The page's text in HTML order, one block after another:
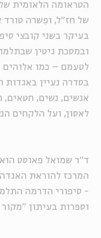
הטראומה הלאומית
של חז"ל, ופִשרה טורד
בעיקר בשני קובצי
ובמסכת גיטין
לטעמם – כמו אלוהים
בסדרה נעיין באגדות
אנשים, נשים, חטאים,
לאסון, ועל הלקחים
ד"ר שמואל פאוסט
המרכז להוראת
- סיפורי הדרמה
וספרות בעיתון